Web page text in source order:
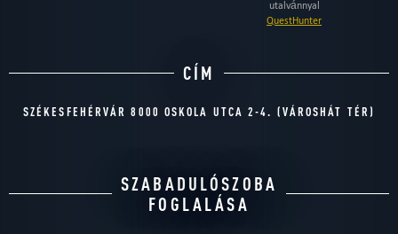
utalvánnyal
QuestHunter
CÍM
SZÉKESFEHÉRVÁR 8000 OSKOLA UTCA 2-4. (VÁROSHÁT TÉR)
SZABADULÓSZOBA
FOGLALÁSA